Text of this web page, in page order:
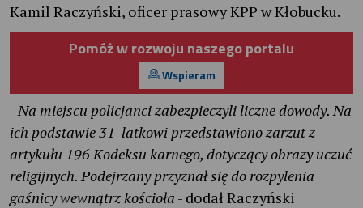
Kamil Raczyński, oficer prasowy KPP w Kłobucku.
Pomóż w rozwoju naszego portalu
Wspieram
- Na miejscu policjanci zabezpieczyli liczne dowody. Na
ich podstawie 31-latkowi przedstawiono zarzut z
artykułu 196 Kodeksu karnego, dotyczący obrazy uczuć
religijnych. Podejrzany przyznał się do rozpylenia
gaśnicy wewnątrz kościoła - dodał Raczyński